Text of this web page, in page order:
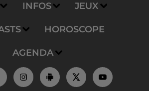
INFOS JEUX
HOROSCOPE
AGENDA